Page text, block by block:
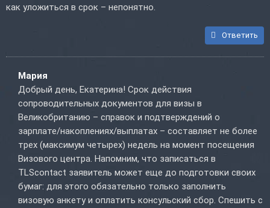
как уложиться в срок – непонятно.
Ответить
Мария
Добрый день, Екатерина! Срок действия
сопроводительных документов для визы в
Великобританию – справок и подтверждений о
зарплате/накоплениях/выплатах – составляет не более
трех (максимум четырех) недель на момент посещения
Визового центра. Напомним, что записаться в
TLScontact заявитель может еще до подготовки своих
бумаг: для этого обязательно только заполнить
визовую анкету и оплатить консульский сбор. Спешить с